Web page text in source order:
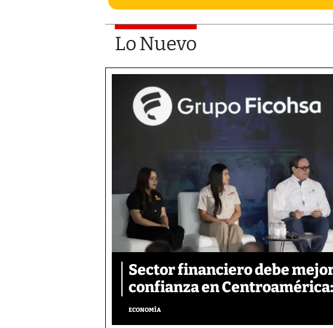
Lo Nuevo
Sector financiero debe
confianza en
ECONOMÍA